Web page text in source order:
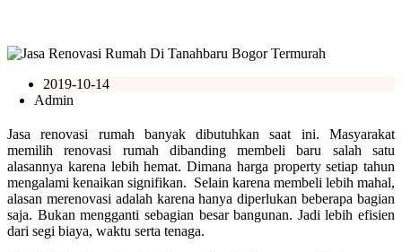
2019-10-14
Admin
Jasa renovasi rumah banyak dibutuhkan saat ini. Masyarakat
memilih renovasi rumah dibanding membeli baru salah satu
alasannya karena lebih hemat. Dimana harga property setiap tahun
mengalami kenaikan signifikan. Selain karena membeli lebih mahal,
alasan merenovasi adalah karena hanya diperlukan beberapa bagian
saja. Bukan mengganti sebagian besar bangunan. Jadi lebih efisien
dari segi biaya, waktu serta tenaga.